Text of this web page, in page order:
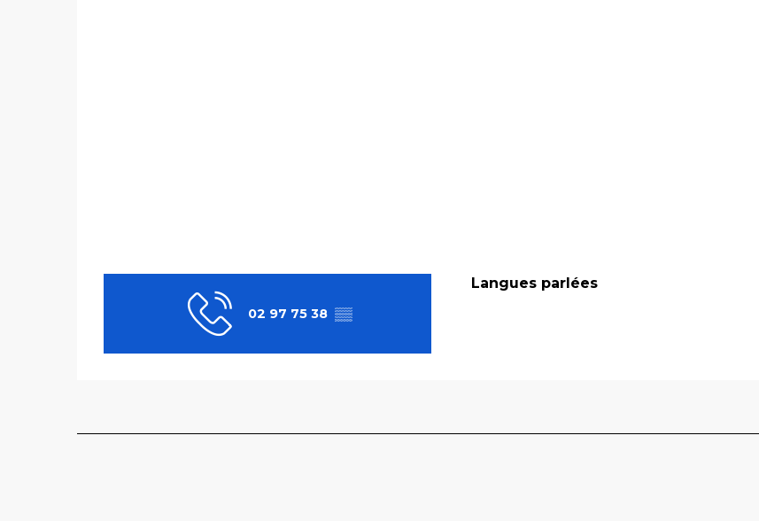
02 97 75 38 ▒▒
Langues parlées
Langues parlées